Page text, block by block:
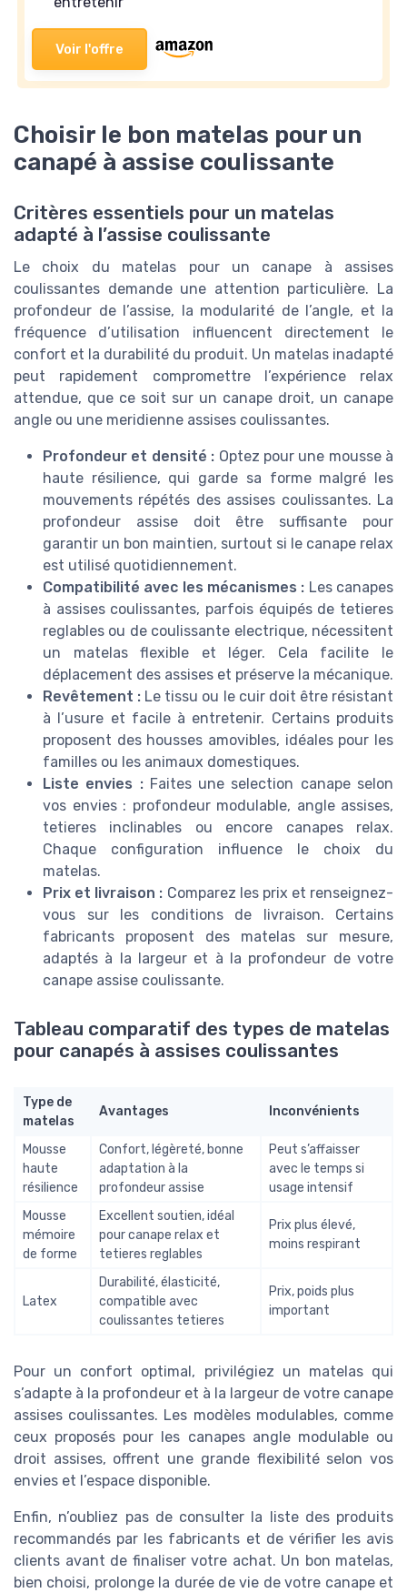
Voir l'offre
Choisir le bon matelas pour un
canapé à assise coulissante
Critères essentiels pour un matelas
adapté à l’assise coulissante
Le choix du matelas pour un canape à assises
coulissantes demande une attention particulière. La
profondeur de l’assise, la modularité de l’angle, et la
fréquence d’utilisation influencent directement le
confort et la durabilité du produit. Un matelas inadapté
peut rapidement compromettre l’expérience relax
attendue, que ce soit sur un canape droit, un canape
angle ou une meridienne assises coulissantes.
Profondeur et densité : Optez pour une mousse à
haute résilience, qui garde sa forme malgré les
mouvements répétés des assises coulissantes. La
profondeur assise doit être suffisante pour
garantir un bon maintien, surtout si le canape relax
est utilisé quotidiennement.
Compatibilité avec les mécanismes : Les canapes
à assises coulissantes, parfois équipés de tetieres
reglables ou de coulissante electrique, nécessitent
un matelas flexible et léger. Cela facilite le
déplacement des assises et préserve la mécanique.
Revêtement : Le tissu ou le cuir doit être résistant
à l’usure et facile à entretenir. Certains produits
proposent des housses amovibles, idéales pour les
familles ou les animaux domestiques.
Liste envies :Faites une selection canape selon
vos envies : profondeur modulable, angle assises,
tetieres inclinables ou encore canapes relax.
Chaque configuration influence le choix du
matelas.
Prix et livraison : Comparez les prix et renseignez-
vous sur les conditions de livraison. Certains
fabricants proposent des matelas sur mesure,
adaptés à la largeur et à la profondeur de votre
canape assise coulissante.
Tableau comparatif des types de matelas
pour canapés à assises coulissantes
Type de
matelas
Avantages Inconvénients
Mousse
haute
résilience
Confort, légèreté, bonne
adaptation à la
profondeur assise
Peut s’affaisser
avec le temps si
usage intensif
Mousse
mémoire
de forme
Excellent soutien, idéal
pour canape relax et
tetieres reglables
Prix plus élevé,
moins respirant
Latex
Durabilité, élasticité,
compatible avec
coulissantes tetieres
Prix, poids plus
important
Pour un confort optimal, privilégiez un matelas qui
s’adapte à la profondeur et à la largeur de votre canape
assises coulissantes. Les modèles modulables, comme
ceux proposés pour les canapes angle modulable ou
droit assises, offrent une grande flexibilité selon vos
envies et l’espace disponible.
Enfin, n’oubliez pas de consulter la liste des produits
recommandés par les fabricants et de vérifier les avis
clients avant de finaliser votre achat. Un bon matelas,
bien choisi, prolonge la durée de vie de votre canape et